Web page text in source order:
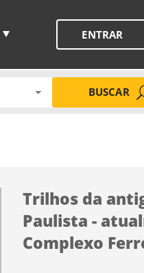
ENTRAR
BUSCAR
Trilhos da
Paulista -
Complexo